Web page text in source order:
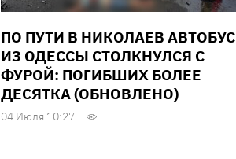
ПО ПУТИ В НИКОЛАЕВ АВТОБУС
ИЗ ОДЕССЫ СТОЛКНУЛСЯ С
ФУРОЙ: ПОГИБШИХ БОЛЕЕ
ДЕСЯТКА (ОБНОВЛЕНО)
04 Июля 10:27